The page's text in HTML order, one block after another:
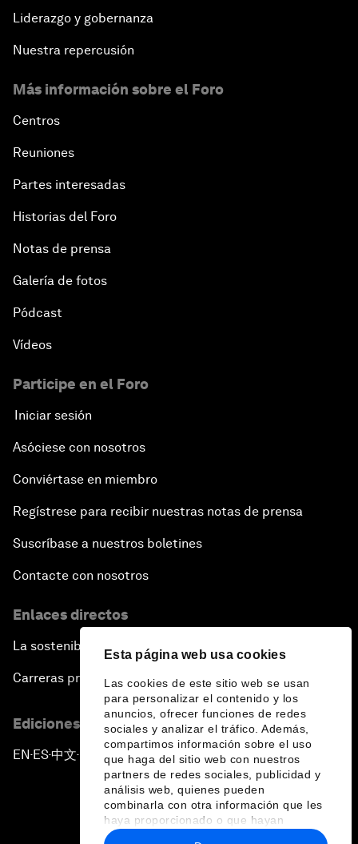
Esta página web usa cookies
Las cookies de este sitio web se usan
para personalizar el contenido y los
anuncios, ofrecer funciones de redes
sociales y analizar el tráfico. Además,
compartimos información sobre el uso
que haga del sitio web con nuestros
partners de redes sociales, publicidad y
análisis web, quienes pueden
combinarla con otra información que les
haya proporcionado o que hayan
recopilado a partir del uso que haya
Liderazgo y gobernanza
Nuestra repercusión
Más información sobre el Foro
Centros
Reuniones
Partes interesadas
Historias del Foro
Notas de prensa
Galería de fotos
Pódcast
Vídeos
Participe en el Foro
Iniciar sesión
Asóciese con nosotros
Conviértase en miembro
Regístrese para recibir nuestras notas de prensa
Suscríbase a nuestros boletines
Contacte con nosotros
Enlaces directos
La sostenibilidad en el Foro
Carreras profesionales
Ediciones en otros idiomas
EN ▪ ES▪中文▪ 日本語